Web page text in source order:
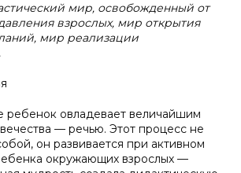
мир, освобожденный от
взрослых, мир открытия
мир реализации
ребенок овладевает величайшим
— речью. Этот процесс не
он развивается при активном
окружающих взрослых —